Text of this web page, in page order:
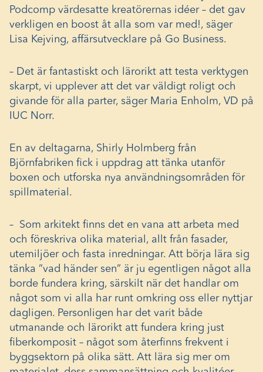
Podcomp värdesatte kreatörernas idéer – det gav
verkligen en boost åt alla som var med!, säger
Lisa Kejving, affärsutvecklare på Go Business.
– Det är fantastiskt och lärorikt att testa verktygen
skarpt, vi upplever att det var väldigt roligt och
givande för alla parter, säger Maria Enholm, VD på
IUC Norr.
En av deltagarna, Shirly Holmberg från
Björnfabriken fick i uppdrag att tänka utanför
boxen och utforska nya användningsområden för
spillmaterial.
– Som arkitekt finns det en vana att arbeta med
och föreskriva olika material, allt från fasader,
utemiljöer och fasta inredningar. Att börja lära sig
tänka ”vad händer sen” är ju egentligen något alla
borde fundera kring, särskilt när det handlar om
något som vi alla har runt omkring oss eller nyttjar
dagligen. Personligen har det varit både
utmanande och lärorikt att fundera kring just
fiberkomposit – något som återfinns frekvent i
byggsektorn på olika sätt. Att lära sig mer om